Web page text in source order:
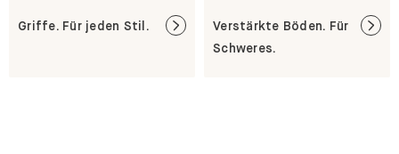
Griffe. Für jeden Stil.
Verstärkte Böden. Für
Schweres.